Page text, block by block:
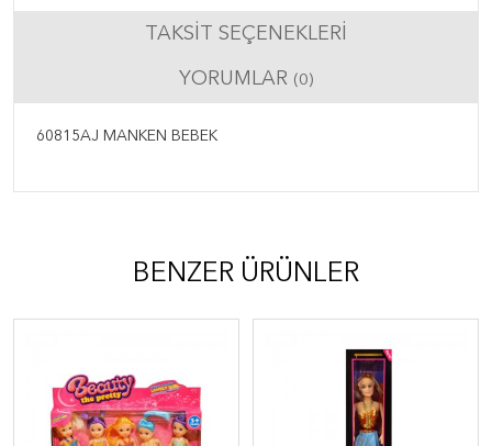
TAKSIT SEÇENEKLERI
YORUMLAR (0)
60815AJ MANKEN BEBEK
BENZER ÜRÜNLER